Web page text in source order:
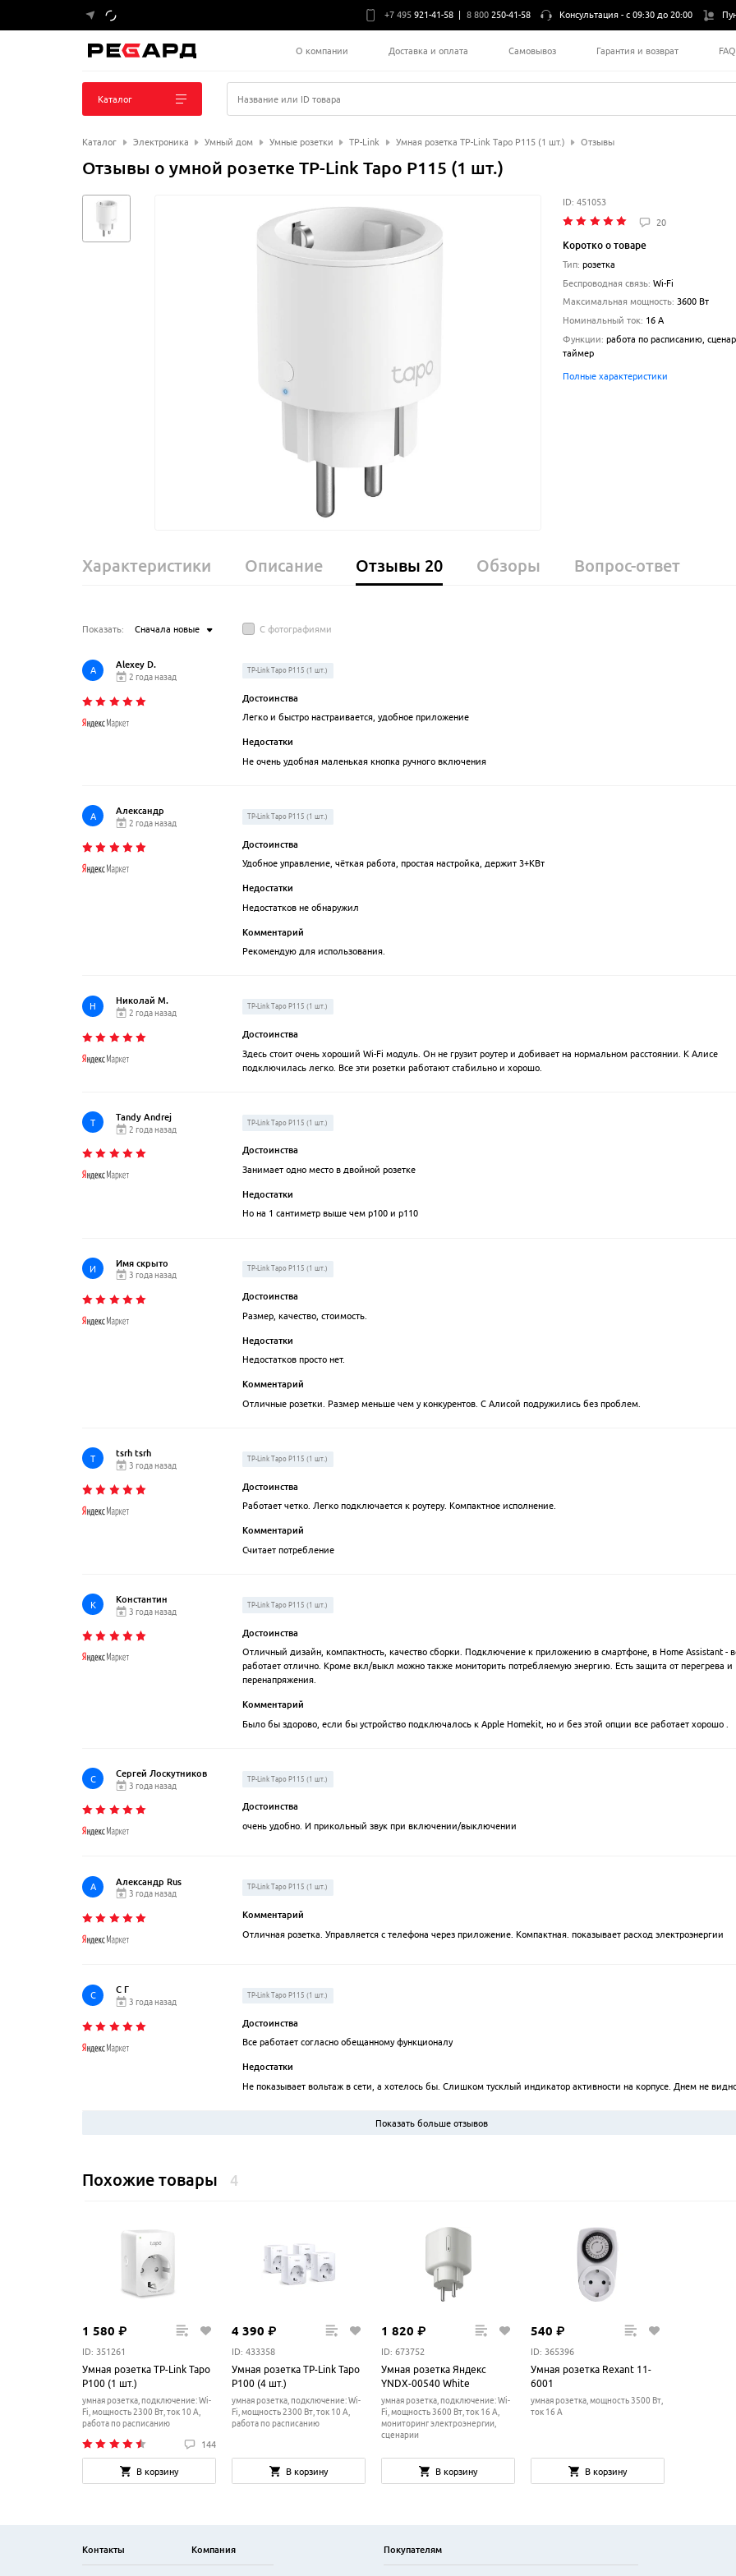
+7 495 921-41-58 8 800 250-41-58 Консультация -с 09:30 до 20:00
О компании Доставка и оплата Самовывоз Гарантия и возврат FAQ
Каталог Название или ID товара
Каталог Электроника Умный дом Умные розетки TP-Link Умная розетка TP-Link Tapo P115 (1 шт.) Отзывы
Отзывы о умной розетке TP-Link Tapo P115 (1 шт.)
ID: 451053
20
Коротко о товаре
Тип: розетка
Беспроводная связь: Wi-Fi
Максимальная мощность: 3600 Вт
Номинальный ток: 16 A
Функции: работа по расписанию,
таймер
Полные характеристики
Характеристики Описание Отзывы 20 Обзоры Вопрос-ответ
Показать: Сначала новые С фотографиями
A
Alexey D.
2 года назад
TP-Link Tapo P115 (1 шт.)
Достоинства
Легко и быстро настраивается, удобное приложение
Недостатки
Не очень удобная маленькая кнопка ручного включения
А
Александр
2 года назад
TP-Link Tapo P115 (1 шт.)
Достоинства
Удобное управление, чёткая работа, простая настройка, держит 3+КВт
Недостатки
Недостатков не обнаружил
Комментарий
Рекомендую для использования.
Н
Николай М.
2 года назад
TP-Link Tapo P115 (1 шт.)
Достоинства
Здесь стоит очень хороший Wi-Fi модуль. Он не грузит роутер и добивает на нормальном расстоянии. К Алисе
подключилась легко. Все эти розетки работают стабильно и хорошо.
T
Tandy Andrej
2 года назад
TP-Link Tapo P115 (1 шт.)
Достоинства
Занимает одно место в двойной розетке
Недостатки
Но на 1 сантиметр выше чем p100 и p110
И
Имя скрыто
3 года назад
TP-Link Tapo P115 (1 шт.)
Достоинства
Размер, качество, стоимость.
Недостатки
Недостатков просто нет.
Комментарий
Отличные розетки. Размер меньше чем у конкурентов. С Алисой подружились без проблем.
T
tsrh tsrh
3 года назад
TP-Link Tapo P115 (1 шт.)
Достоинства
Работает четко. Легко подключается к роутеру. Компактное исполнение.
Комментарий
Считает потребление
К
Константин
3 года назад
TP-Link Tapo P115 (1 шт.)
Достоинства
Отличный дизайн, компактность, качество сборки. Подключение к приложению в смартфоне, в Home Assistant -
работает отлично. Кроме вкл/выкл можно также мониторить потребляемую энергию. Есть защита от перегрева и
перенапряжения.
Комментарий
Было бы здорово, если бы устройство подключалось к Apple Homekit, но и без этой опции все работает хорошо .
С
Сергей Лоскутников
3 года назад
TP-Link Tapo P115 (1 шт.)
Достоинства
очень удобно. И прикольный звук при включении/выключении
А
Александр Rus
3 года назад
TP-Link Tapo P115 (1 шт.)
Комментарий
Отличная розетка. Управляется с телефона через приложение. Компактная. показывает расход электроэнергии
С
С Г
3 года назад
TP-Link Tapo P115 (1 шт.)
Достоинства
Все работает согласно обещанному функционалу
Недостатки
Не показывает вольтаж в сети, а хотелось бы. Слишком тусклый индикатор активности на корпусе. Днем не
Показать больше отзывов
Похожие товары 4
1 580 ₽
ID: 351261
Умная розетка TP-Link Tapo
P100 (1 шт.)
умная розетка, подключение: Wi-
Fi, мощность 2300 Вт, ток 10 A,
работа по расписанию
144
В корзину
4 390 ₽
ID: 433358
Умная розетка TP-Link Tapo
P100 (4 шт.)
умная розетка, подключение: Wi-
Fi, мощность 2300 Вт, ток 10 A,
работа по расписанию
В корзину
1 820 ₽
ID: 673752
Умная розетка Яндекс
YNDX-00540 White
умная розетка, подключение: Wi-
Fi, мощность 3600 Вт, ток 16 A,
мониторинг электроэнергии,
сценарии
В корзину
540 ₽
ID: 365396
Умная розетка Rexant 11-
6001
умная розетка, мощность 3500 Вт,
ток 16 A
В корзину
Контакты Компания Покупателям